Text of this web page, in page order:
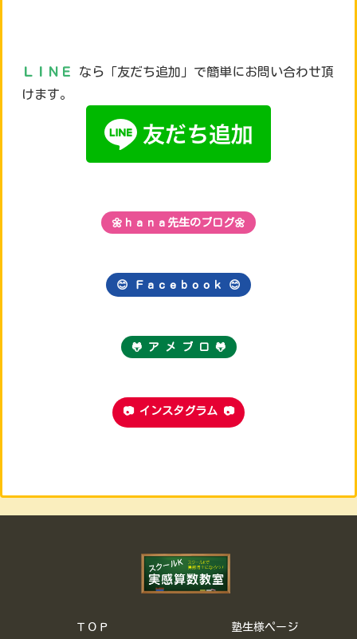
ＬＩＮＥ
なら「友だち追加」で簡単にお問い合わせ頂
けます。
🌼ｈａｎａ先生のブログ🌼
😊 Ｆａｃｅｂｏｏｋ 😊
🐸 ア メ ブ ロ 🐸
📷 インスタグラム 📷
ＴＯＰ 塾生様ページ